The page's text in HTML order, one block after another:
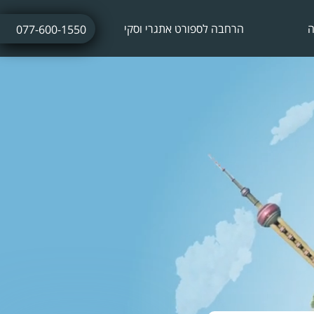
הרחבה לספורט אתגרי וסקי
ביטוח נסיעות לתרמילאים
ביטוח נסיעות עסקיות
ביטוח נסיעות לשייט הפלגה
077-600-1550